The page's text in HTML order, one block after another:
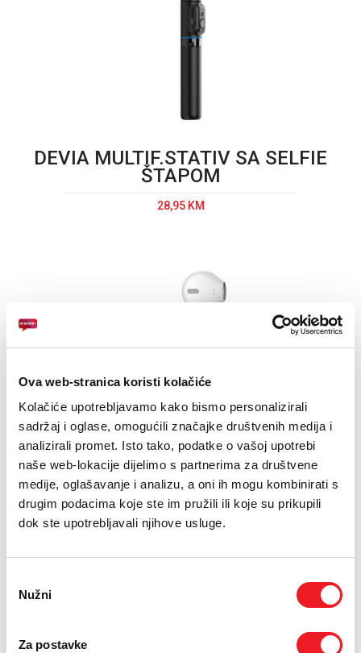
Ova web-stranica koristi kolačiće
Kolačiće upotrebljavamo kako bismo personalizirali
sadržaj i oglase, omogućili značajke društvenih medija i
analizirali promet. Isto tako, podatke o vašoj upotrebi
naše web-lokacije dijelimo s partnerima za društvene
medije, oglašavanje i analizu, a oni ih mogu kombinirati s
drugim podacima koje ste im pružili ili koje su prikupili
dok ste upotrebljavali njihove usluge.
pristanka
Nužni
Za postavke
DEVIA MULTIF.STATIV SA SELFIE
ŠTAPOM
28,95 KM
DEVIA SLUŠALICE SS SA TIP C